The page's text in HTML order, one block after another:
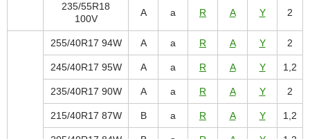
235/55R18
100V
A a R A Y 2
255/40R17 94W A a R A Y 2
245/40R17 95W A a R A Y 1,2
235/40R17 90W A a R A Y 2
215/40R17 87W B a R A Y 1,2